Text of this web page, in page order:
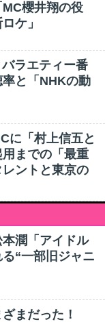
櫻井翔の役
ケ」
ラエティー番
と「NHKの動
に「村上信五と
までの「最重
ントと東京の
潤「アイドル
“一部旧ジャニ
まだった！